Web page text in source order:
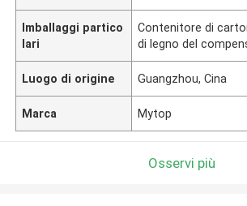
Imballaggi partico
lari
Contenitore di
di legno del
Luogo di origine Guangzhou, Cina
Marca Mytop
Osservi più